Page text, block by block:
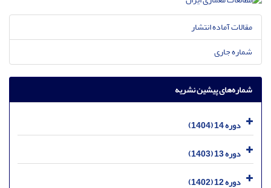
مقالات آماده انتشار
شماره جاری
شماره‌های پیشین نشریه
دوره 14 (1404)
دوره 13 (1403)
دوره 12 (1402)